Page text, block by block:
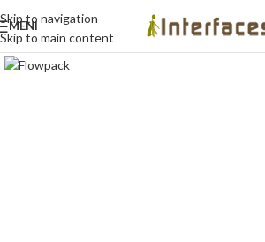
Skip to navigation
Skip to main content
MENI